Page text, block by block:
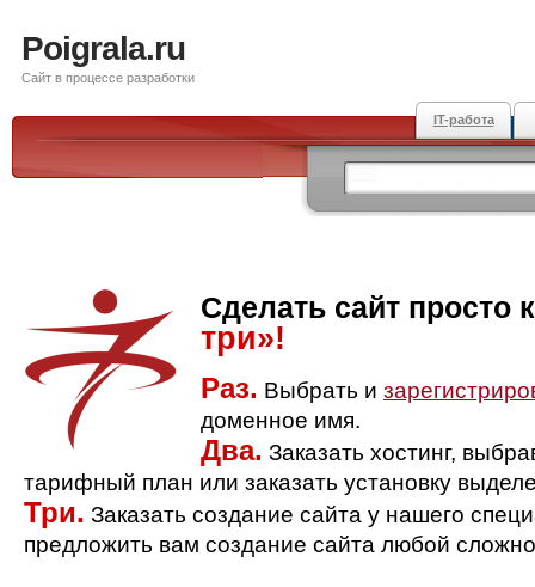
Poigrala.ru
Сайт в процессе разработки
IT-работа
Сделать сайт просто
три»!
Раз. Выбрать и
доменное имя.
Два. Заказать хостинг,
тарифный план или заказать установку
Три. Заказать создание сайта у нашего
предложить вам создание сайта любой